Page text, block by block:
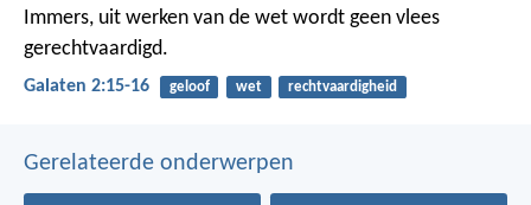
Immers, uit werken van de wet wordt geen vlees
gerechtvaardigd.
Galaten 2:15-16 geloof wet rechtvaardigheid
Gerelateerde onderwerpen